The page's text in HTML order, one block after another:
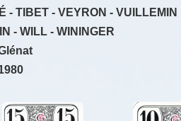
- TIBET - VEYRON - VUILLEMIN
- WILL - WININGER